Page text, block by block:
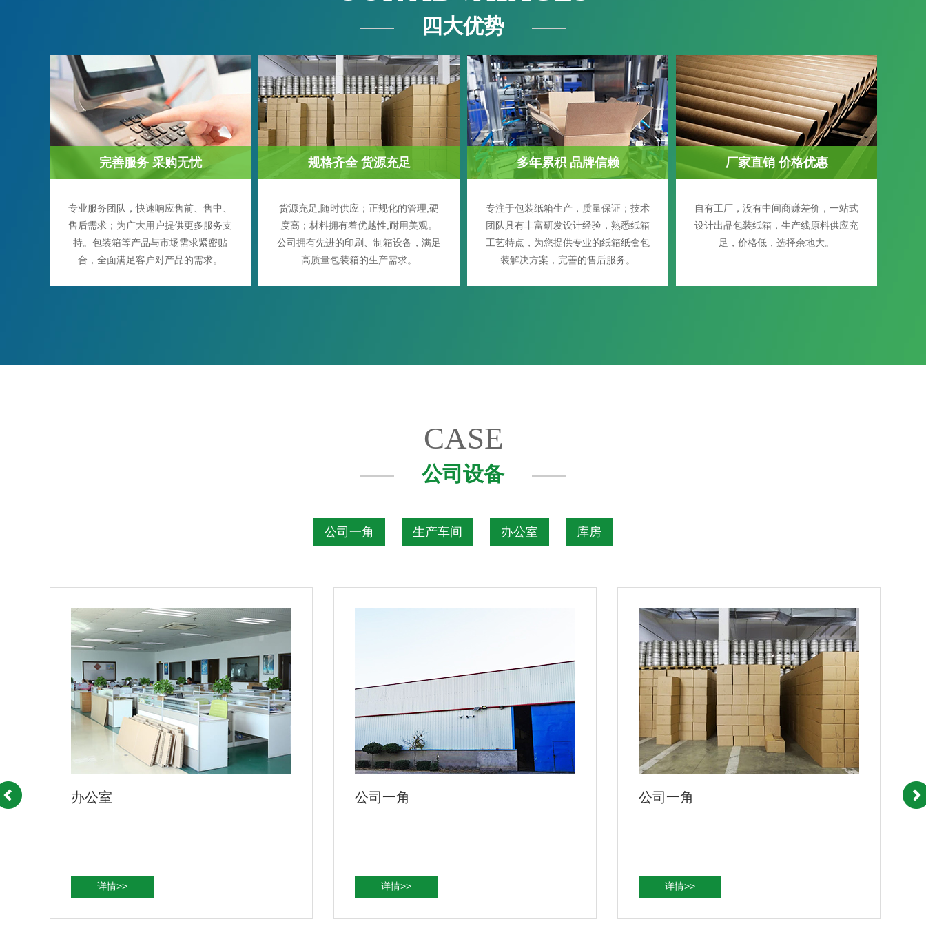
四大优势
完善服务 采购无忧
专业服务团队，快速响应售前、售中、
售后需求；为广大用户提供更多服务支
持。包装箱等产品与市场需求紧密贴
合，全面满足客户对产品的需求。
规格齐全 货源充足
货源充足,随时供应；正规化的管理,硬
度高；材料拥有着优越性,耐用美观。
公司拥有先进的印刷、制箱设备，满足
高质量包装箱的生产需求。
多年累积 品牌信赖
专注于包装纸箱生产，质量保证；技术
团队具有丰富研发设计经验，熟悉纸箱
工艺特点，为您提供专业的纸箱纸盒包
装解决方案，完善的售后服务。
厂家直销 价格优惠
自有工厂，没有中间商赚差价，一站式
设计出品包装纸箱，生产线原料供应充
足，价格低，选择余地大。
CASE
公司设备
公司一角 生产车间 办公室 库房
公司一角
详情>>
公司一角
详情>>
公司一角
详情>>